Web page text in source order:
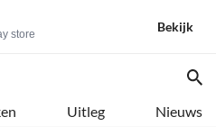
store
Bekijk
Uitleg Nieuws